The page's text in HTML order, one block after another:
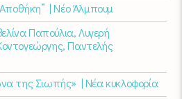
| Νέο Άλμπουμ
Παπούλια, Λυγερή
Παντελής
της Σιωπής» | Νέα κυκλοφορία